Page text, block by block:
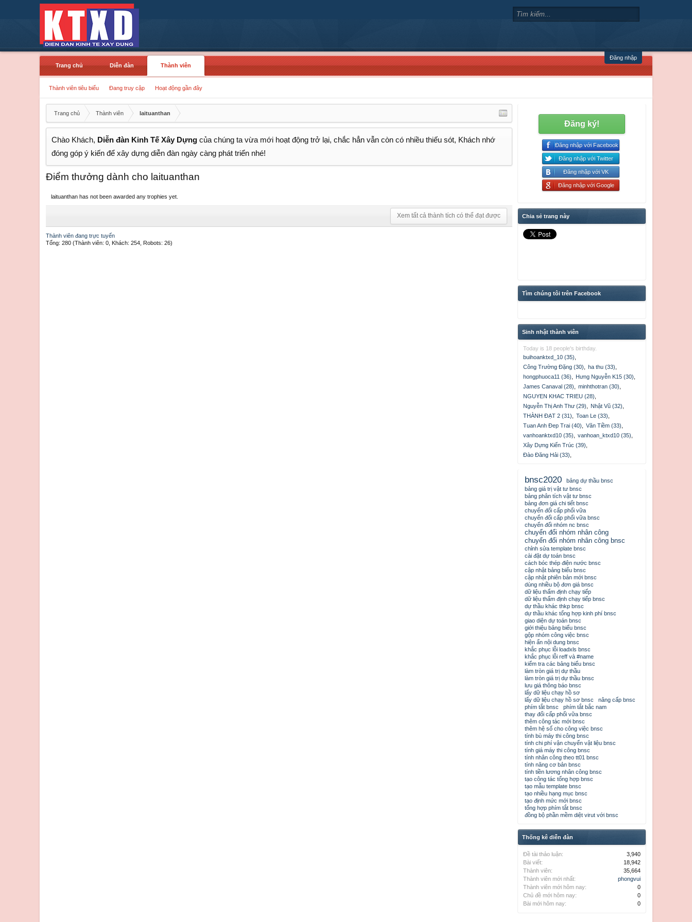
Đăng nhập
Trang chủ
Diễn đàn Thành viên
Thành viên tiêu biểu Đang truy cập Hoạt động gần đây
Trang chủ Thành viên laituanthan
Chào Khách, Diễn đàn Kinh Tế Xây Dựng của chúng ta vừa mới hoạt động trở lại, chắc hẳn vẫn còn có nhiều thiếu sót, Khách nhớ
đóng góp ý kiến để xây dựng diễn đàn ngày càng phát triển nhé!
Điểm thưởng dành cho laituanthan
laituanthan has not been awarded any trophies yet.
Xem tất cả thành tích có thể đạt được
Thành viên đang trực tuyến
Tổng: 280 (Thành viên: 0, Khách: 254, Robots: 26)
Đăng ký!
Đăng nhập với Facebook
Đăng nhập với Twitter
Đăng nhập với VK
Đăng nhập với Google
Chia sẻ trang này
Tìm chúng tôi trên Facebook
Sinh nhật thành viên
Today is 18 people's birthday.
buihoanktxd_10 (35)
Công Trường Đặng (30)
ha thu (33)
hongphuoca11 (36)
Hưng Nguyễn K15 (30)
James Canaval (28)
minhthotran (30)
NGUYEN KHAC TRIEU (28)
Nguyễn Thị Anh Thư (29)
Nhật Vũ (32)
THÀNH ĐẠT 2 (31)
Toan Le (33)
Tuan Anh Đep Trai (40)
Văn Tiềm (33)
vanhoanktxd10 (35)
vanhoan_ktxd10 (35)
Xây Dựng Kiến Trúc (39)
Đào Đăng Hải (33)
bnsc2020
bảng dự thầu bnsc
bảng giá trị vật tư bnsc
bảng phân tích vật tư bnsc
bảng đơn giá chi tiết bnsc
chuyển đổi cấp phối vữa
chuyển đổi cấp phối vữa bnsc
chuyển đổi nhóm nc bnsc
chuyển đổi nhóm nhân công
chuyển đổi nhóm nhân công bnsc
chỉnh sửa template bnsc
cài đặt dự toán bnsc
cách bóc thép điện nước bnsc
cập nhật bảng biểu bnsc
cập nhật phiên bản mới bnsc
dùng nhiều bộ đơn giá bnsc
dữ liệu thẩm định chạy tiếp
dữ liệu thẩm định chạy tiếp bnsc
dự thầu khác thkp bnsc
dự thầu khác tổng hợp kinh phí bnsc
giao diện dự toán bnsc
giới thiệu bảng biểu bnsc
gộp nhóm công việc bnsc
hiện ẩn nội dung bnsc
khắc phục lỗi loadxls bnsc
khắc phục lỗi reff và #name
kiểm tra các bảng biểu bnsc
làm tròn giá trị dự thầu
làm tròn giá trị dự thầu bnsc
lưu giá thông báo bnsc
lấy dữ liệu chạy hồ sơ
lấy dữ liệu chạy hồ sơ bnsc
nâng cấp bnsc
phím tắt bnsc
phím tắt bắc nam
thay đổi cấp phối vữa bnsc
thêm công tác mới bnsc
thêm hệ số cho công việc bnsc
tính bù máy thi công bnsc
tính chi phí vận chuyển vật liệu bnsc
tính giá máy thi công bnsc
tính nhân công theo tt01 bnsc
tính năng cơ bản bnsc
tính tiền lương nhân công bnsc
tạo công tác tổng hợp bnsc
tạo mẫu template bnsc
tạo nhiều hạng mục bnsc
tạo định mức mới bnsc
tổng hợp phím tắt bnsc
đồng bộ phần mềm diệt virut với bnsc
Thống kê diễn đàn
Đề tài thảo luận:
3,940
Bài viết:
18,942
Thành viên:
35,664
Thành viên mới nhất:
phongvui
Thành viên mới hôm nay:
0
Chủ đề mới hôm nay:
0
Bài mới hôm nay:
0